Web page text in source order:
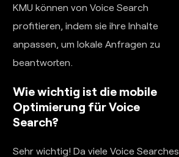
KMU können von Voice Search
profitieren, indem sie ihre Inhalte
anpassen, um lokale Anfragen zu
beantworten.
Wie wichtig ist die mobile
Optimierung für Voice
Search?
Sehr wichtig! Da viele Voice Searches